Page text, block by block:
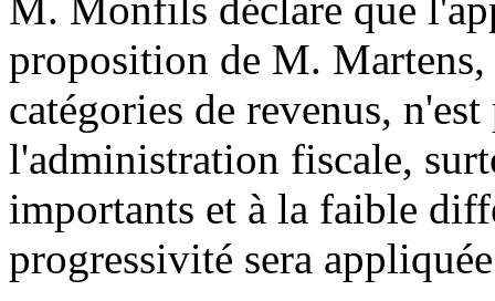
M. Monfils déclare que
proposition de M. Martens,
catégories de revenus,
l'administration fiscale,
importants et à la faible
progressivité sera